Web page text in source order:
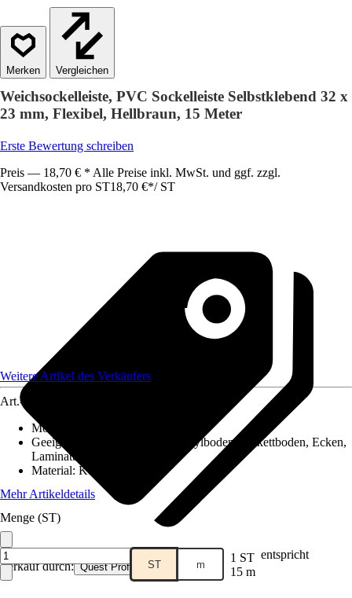
Vergleichen
Weichsockelleiste, PVC Sockelleiste Selbstklebend 32 x
23 mm, Flexibel, Hellbraun, 15 Meter
Erste Bewertung schreiben
Preis — 18,70 € * Alle Preise inkl. MwSt. und ggf. zzgl.
Versandkosten pro ST18,70 €*/ ST
Verkauf durch: Quest Profile
Weitere Artikel des Verkäufers
Art.-Nr.
Montageart
Geeignet für
Fliesen, PVC / Vinylboden, Parkettboden, Ecken,
Laminatboden
Material: Kunststoff
Mehr Artikeldetails
Menge (ST)
ST m 1 ST entspricht
15 m